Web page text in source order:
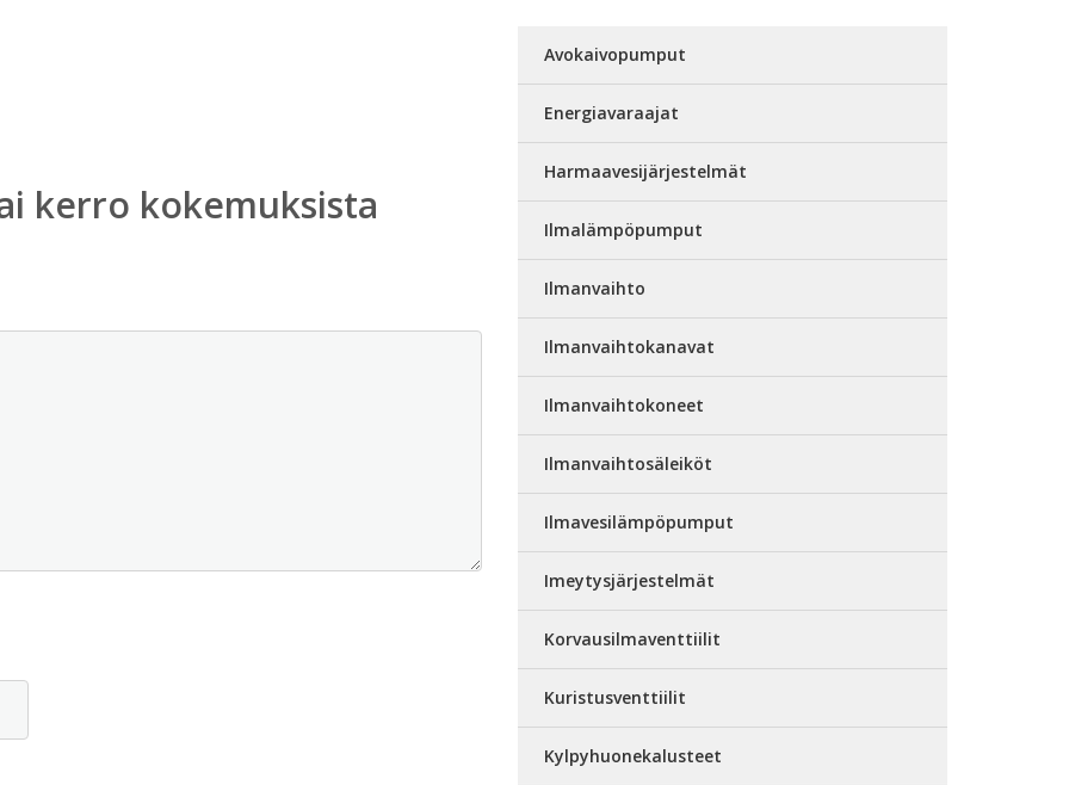
kerro kokemuksista
Avokaivopumput
Energiavaraajat
Harmaavesijärjestelmät
Ilmalämpöpumput
Ilmanvaihto
Ilmanvaihtokanavat
Ilmanvaihtokoneet
Ilmanvaihtosäleiköt
Ilmavesilämpöpumput
Imeytysjärjestelmät
Korvausilmaventtiilit
Kuristusventtiilit
Kylpyhuonekalusteet